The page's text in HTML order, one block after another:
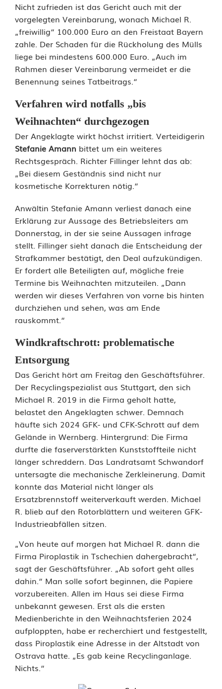
g
e
g
e
n
R
e
c
y
c
i
n
g
-
U
n
e
r
n
e
h
m
e
r
:
G
e
r
i
c
h
t
k
ü
Nicht zufrieden ist das Gericht auch mit der
vorgelegten Vereinbarung, wonach Michael R.
„freiwillig“ 100.000 Euro an den Freistaat Bayern
zahle. Der Schaden für die Rückholung des Mülls
liege bei mindestens 600.000 Euro. „Auch im
Rahmen dieser Vereinbarung vermeidet er die
Benennung seines Tatbeitrags.“
Verfahren wird notfalls „bis
Weihnachten“ durchgezogen
Der Angeklagte wirkt höchst irritiert. Verteidigerin
Stefanie Amann bittet um ein weiteres
Rechtsgespräch. Richter Fillinger lehnt das ab:
„Bei diesem Geständnis sind nicht nur
kosmetische Korrekturen nötig.“
Anwältin Stefanie Amann verliest danach eine
Erklärung zur Aussage des Betriebsleiters am
Donnerstag, in der sie seine Aussagen infrage
stellt. Fillinger sieht danach die Entscheidung der
Strafkammer bestätigt, den Deal aufzukündigen.
Er fordert alle Beteiligten auf, mögliche freie
Termine bis Weihnachten mitzuteilen. „Dann
werden wir dieses Verfahren von vorne bis hinten
durchziehen und sehen, was am Ende
rauskommt.“
Windkraftschrott: problematische
Entsorgung
Das Gericht hört am Freitag den Geschäftsführer.
Der Recyclingspezialist aus Stuttgart, den sich
Michael R. 2019 in die Firma geholt hatte,
belastet den Angeklagten schwer. Demnach
häufte sich 2024 GFK- und CFK-Schrott auf dem
Gelände in Wernberg. Hintergrund: Die Firma
durfte die faserverstärkten Kunststoffteile nicht
länger schreddern. Das Landratsamt Schwandorf
untersagte die mechanische Zerkleinerung. Damit
konnte das Material nicht länger als
Ersatzbrennstoff weiterverkauft werden. Michael
R. blieb auf den Rotorblättern und weiteren GFK-
Industrieabfällen sitzen.
„Von heute auf morgen hat Michael R. dann die
Firma Piroplastik in Tschechien dahergebracht“,
sagt der Geschäftsführer. „Ab sofort geht alles
dahin.“ Man solle sofort beginnen, die Papiere
vorzubereiten. Allen im Haus sei diese Firma
unbekannt gewesen. Erst als die ersten
Medienberichte in den Weihnachtsferien 2024
aufploppten, habe er recherchiert und festgestellt,
dass Piroplastik eine Adresse in der Altstadt von
Ostrava hatte. „Es gab keine Recyclinganlage.
Nichts.“